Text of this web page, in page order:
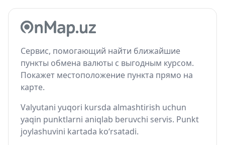
Сервис, помогающий найти ближайшие
пункты обмена валюты с выгодным курсом.
Покажет местоположение пункта прямо на
карте.
Valyutani yuqori kursda almashtirish uchun
yaqin punktlarni aniqlab beruvchi servis. Punkt
joylashuvini kartada ko‘rsatadi.